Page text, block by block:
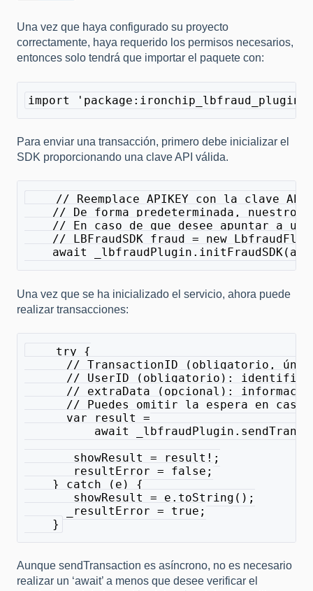
Una vez que haya configurado su proyecto
correctamente, haya requerido los permisos necesarios,
entonces solo tendrá que importar el paquete con:
import
Para enviar una transacción, primero debe inicializar el
SDK proporcionando una clave API válida.
// Reemplace APIKEY con la clave API
// De forma predeterminada, nuestro
// En caso de que desee apuntar a un
// LBFraudSDK fraud = new
await
Una vez que se ha inicializado el servicio, ahora puede
realizar transacciones:
    try {
// TransactionID (obligatorio,
// UserID (obligatorio):
// extraData (opcional):
// Puedes omitir la espera en caso
      var result =
await
      _showResult = result!;
      _resultError = false;
    } catch (e) {
      _showResult = e.toString();
      _resultError = true;
    }
Aunque sendTransaction es asíncrono, no es necesario
realizar un ‘await’ a menos que desee verificar el